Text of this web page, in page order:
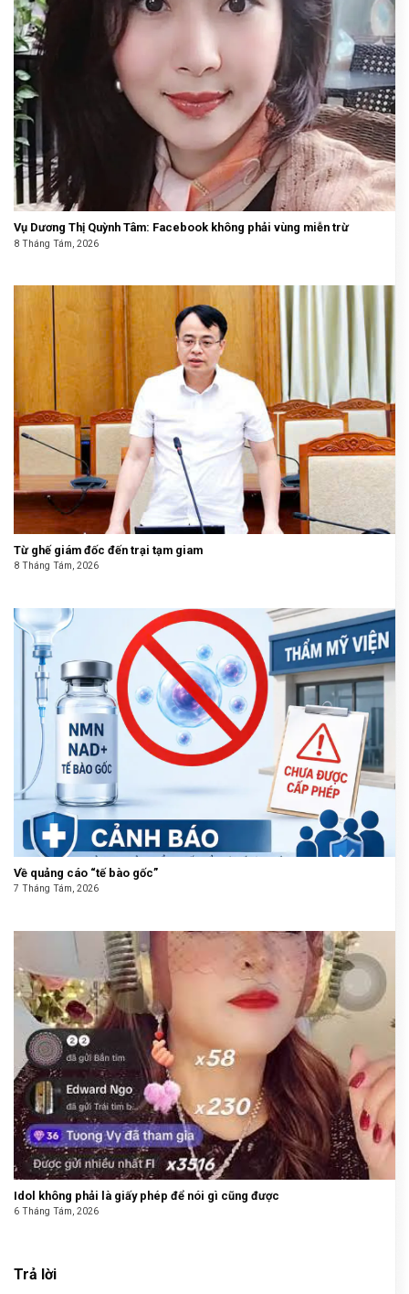
Vụ Dương Thị Quỳnh Tâm: Facebook không phải vùng miễn trừ
8 Tháng Tám, 2026
Từ ghế giám đốc đến trại tạm giam
8 Tháng Tám, 2026
Về quảng cáo “tế bào gốc”
7 Tháng Tám, 2026
Idol không phải là giấy phép để nói gì cũng được
6 Tháng Tám, 2026
Trả lời